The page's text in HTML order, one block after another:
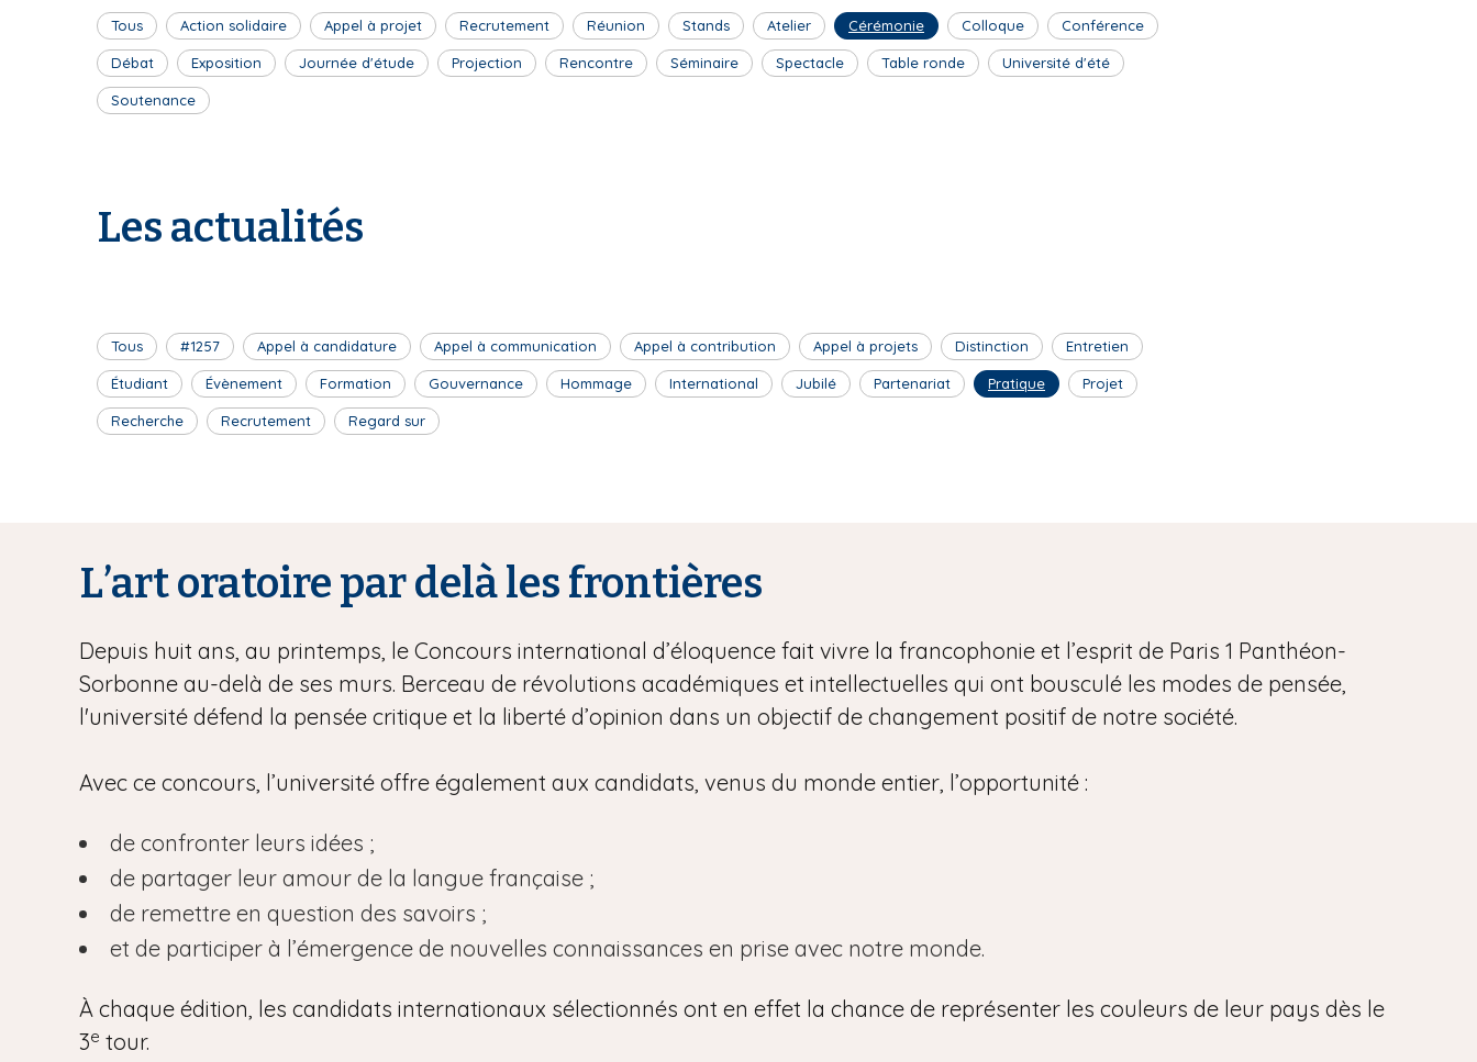
Tous Action solidaire Appel à projet Recrutement Réunion Stands Atelier Cérémonie Colloque Conférence
Débat Exposition Journée d'étude Projection Rencontre Séminaire Spectacle Table ronde Université d'été
Soutenance
Les actualités
Tous #1257 Appel à candidature Appel à communication Appel à contribution Appel à projets Distinction Entretien
Étudiant Évènement Formation Gouvernance Hommage International Jubilé Partenariat Pratique Projet
Recherche Recrutement Regard sur
L’art oratoire par delà les frontières
Depuis huit ans, au printemps, le Concours international d’éloquence fait vivre la francophonie et l’esprit de Paris 1 Panthéon-
Sorbonne au-delà de ses murs. Berceau de révolutions académiques et intellectuelles qui ont bousculé les modes de pensée,
l'université défend la pensée critique et la liberté d’opinion dans un objectif de changement positif de notre société.
Avec ce concours, l’université offre également aux candidats, venus du monde entier, l’opportunité :
de confronter leurs idées ;
de partager leur amour de la langue française ;
de remettre en question des savoirs ;
et de participer à l’émergence de nouvelles connaissances en prise avec notre monde.
À chaque édition, les candidats internationaux sélectionnés ont en effet la chance de représenter les couleurs de leur pays dès le
3e tour.